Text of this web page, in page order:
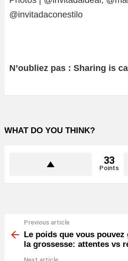
@invitadaconestilo
N’oubliez pas : Sharing is
WHAT DO YOU THINK?
33
Points
more
Previous article
Le poids que vous pouvez
la grossesse: attentes vs